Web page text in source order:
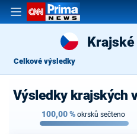
Celkové výsledky
Výsledky krajských
100,00% okrsků sečteno